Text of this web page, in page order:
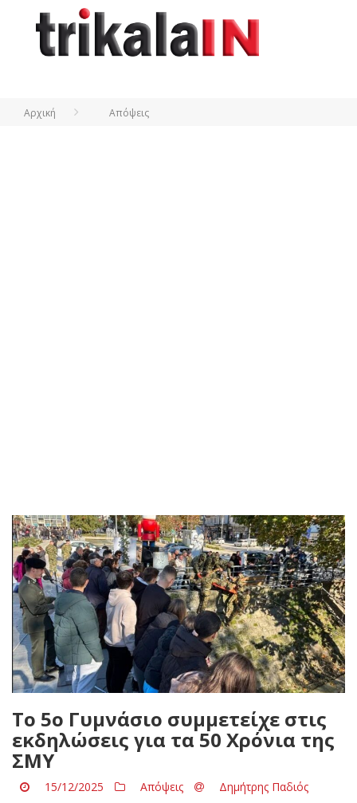
Αρχική Απόψεις
Το 5ο Γυμνάσιο συμμετείχε στις
εκδηλώσεις για τα 50 Χρόνια της
ΣΜΥ
15/12/2025 Απόψεις Δημήτρης Παδιός